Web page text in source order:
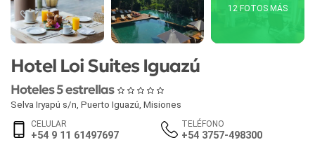
12 FOTOS MÁS
Hotel Loi Suites Iguazú
Hoteles 5 estrellas
Selva Iryapú s/n Puerto Iguazú Misiones
CELULAR
+54 9 11 61497697
TELÉFONO
+54 3757-498300